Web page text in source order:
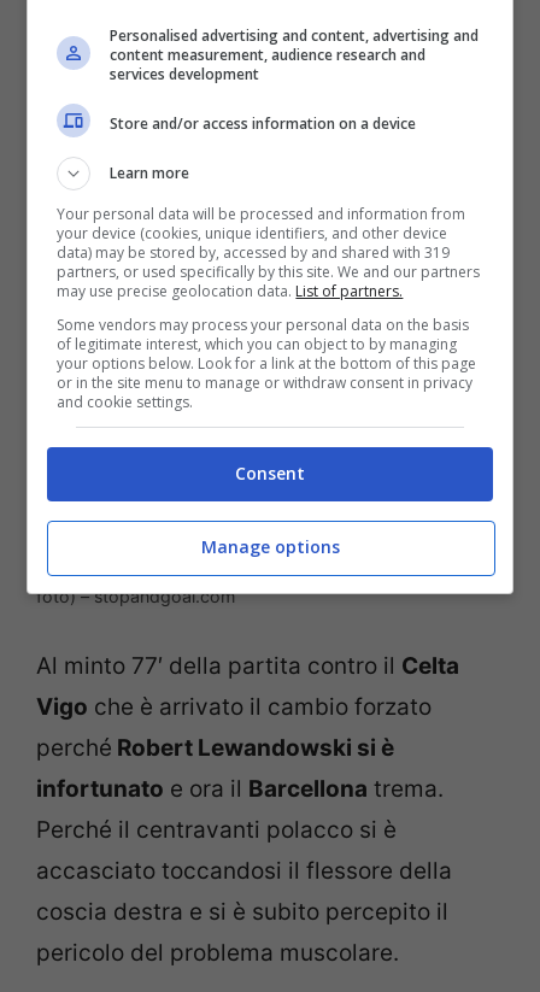
foto) – stopandgoal.com
Al minto 77′ della partita contro il Celta
Vigo che è arrivato il cambio forzato
perché Robert Lewandowski si è
infortunato e ora il Barcellona trema.
Perché il centravanti polacco si è
accasciato toccandosi il flessore della
coscia destra e si è subito percepito il
pericolo del problema muscolare.
Personalised advertising and content, advertising and
content measurement, audience research and
services development
Store and/or access information on a device
Learn more
Your personal data will be processed and information from
your device (cookies, unique identifiers, and other device
data) may be stored by, accessed by and shared with 319
partners, or used specifically by this site. We and our partners
may use precise geolocation data. List of partners.
Some vendors may process your personal data on the basis
of legitimate interest, which you can object to by managing
your options below. Look for a link at the bottom of this page
or in the site menu to manage or withdraw consent in privacy
and cookie settings.
Consent
Manage options